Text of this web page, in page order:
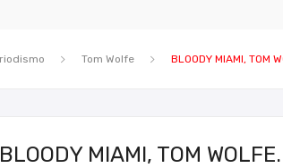
Tom Wolfe BLOODY MIAMI, TOM
BLOODY MIAMI, TOM WOLFE.